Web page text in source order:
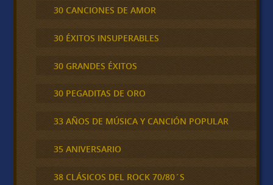
30 CANCIONES DE AMOR
30 ÉXITOS INSUPERABLES
30 GRANDES ÉXITOS
30 PEGADITAS DE ORO
33 AÑOS DE MÚSICA Y CANCIÓN POPULAR
35 ANIVERSARIO
38 CLÁSICOS DEL ROCK 70/80´S